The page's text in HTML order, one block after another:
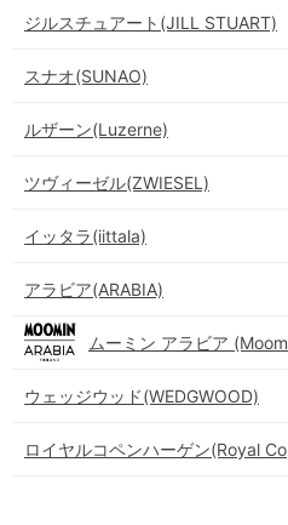
ジルスチュアート(JILL STUART)
スナオ(SUNAO)
ルザーン(Luzerne)
ツヴィーゼル(ZWIESEL)
イッタラ(iittala)
アラビア(ARABIA)
ムーミン アラビア
ウェッジウッド(WEDGWOOD)
ロイヤルコペンハーゲン(Royal